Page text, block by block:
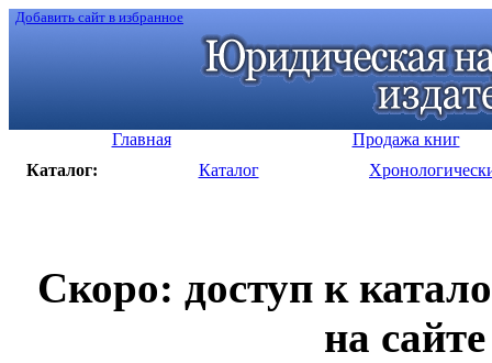
Добавить сайт в избранное
Главная
Продажа книг
Каталог:
Каталог
Скоро: доступ к
на